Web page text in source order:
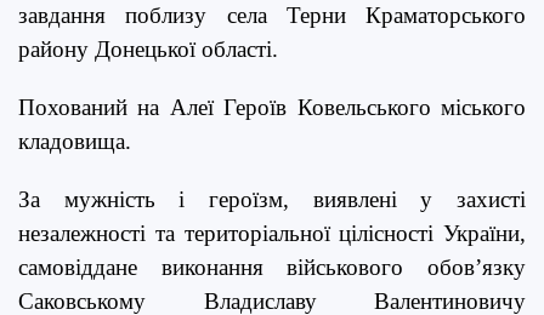
завдання поблизу села Терни Краматорського
району Донецької області.
Похований на Алеї Героїв Ковельського міського
кладовища.
За мужність і героїзм, виявлені у захисті
незалежності та територіальної цілісності України,
самовіддане виконання військового обов’язку
Саковському Владиславу Валентиновичу